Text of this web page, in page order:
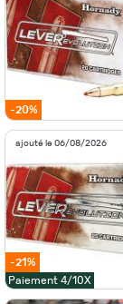
-20%
ajouté le 06/08/2026
-21%
Paiement 4/10X